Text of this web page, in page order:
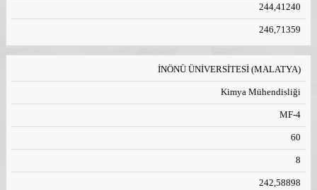
244,41240
246,71359
İNÖNÜ ÜNİVERSİTESİ (MALATYA)
Kimya Mühendisliği
MF-4
60
8
242,58898